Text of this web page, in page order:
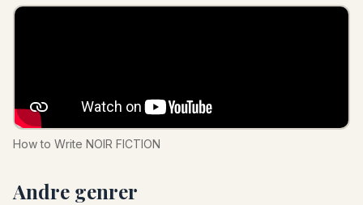
How to Write NOIR FICTION
Andre genrer